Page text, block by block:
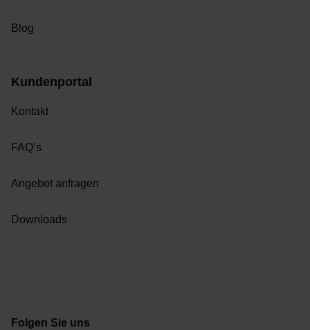
Blog
Kundenportal
Kontakt
FAQ’s
Angebot anfragen
Downloads
Folgen Sie uns